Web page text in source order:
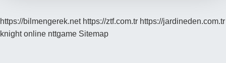
https://bilmengerek.net https://ztf.com.tr https://jardineden.com.tr
knight online nttgame Sitemap